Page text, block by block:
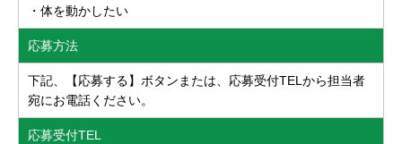
・体を動かしたい
応募方法
下記、【応募する】ボタンまたは、応募受付TELから担当者
宛にお電話ください。
応募受付TEL